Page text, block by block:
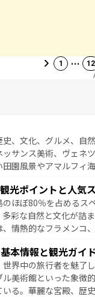
1 … 12
、文化、グルメ、自
ッサンス美術、ヴェネ
田園風景やアマルフィ
べての瞬間を楽しま
イタリア情報はコンテ
光ポイントと人気
のほぼ80％を占めるス
多彩な自然と文化が詰
、情熱的なフラメンコ
古代ローマ遺跡や中世
って風土や気候が異な
ン情報はコンテンツ一覧
本情報と観光ガイ
世界中の旅行者を魅了
ル美術館といった象徴
いる。華麗な宮殿、歴